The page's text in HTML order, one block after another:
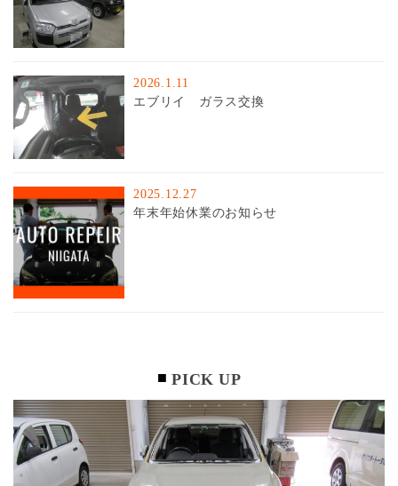
2026.1.11
エブリイ ガラス交換
2025.12.27
年末年始休業のお知らせ
PICK UP